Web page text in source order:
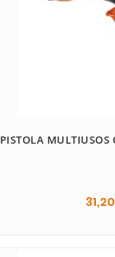
PISTOLA MULTIUSOS